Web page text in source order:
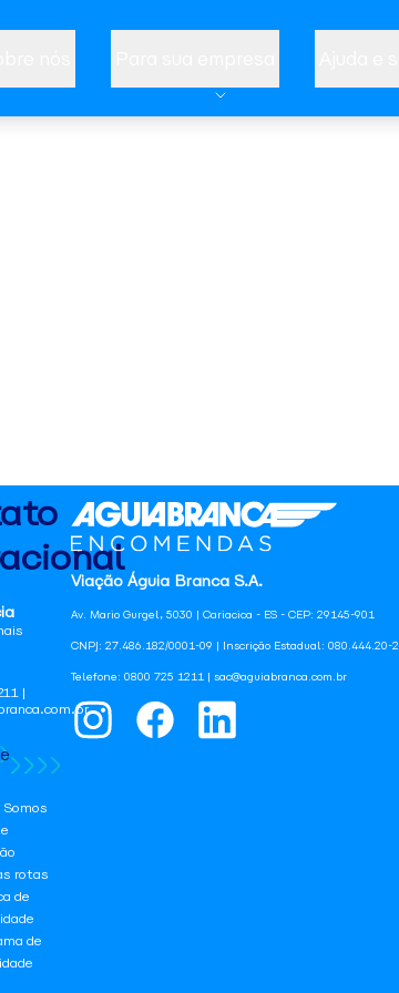
Viação Águia Branca S.A.
Av. Mario Gurgel, 5030 | Cariacica - ES - CEP: 29145-901
CNPJ: 27.486.182/0001-09 | Inscrição Estadual: 080.444.20-2
Telefone: 0800 725 1211 | sac@aguiabranca.com.br
|
Somos
rotas
de
de